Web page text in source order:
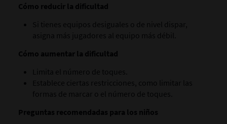
Cómo reducir la dificultad
Si tienes equipos desiguales o de nivel dispar,
asigna más jugadores al equipo más débil.
Cómo aumentar la dificultad
Limita el número de toques.
Establece ciertas restricciones, como limitar las
formas de marcar o el número de toques.
Preguntas recomendadas para los niños